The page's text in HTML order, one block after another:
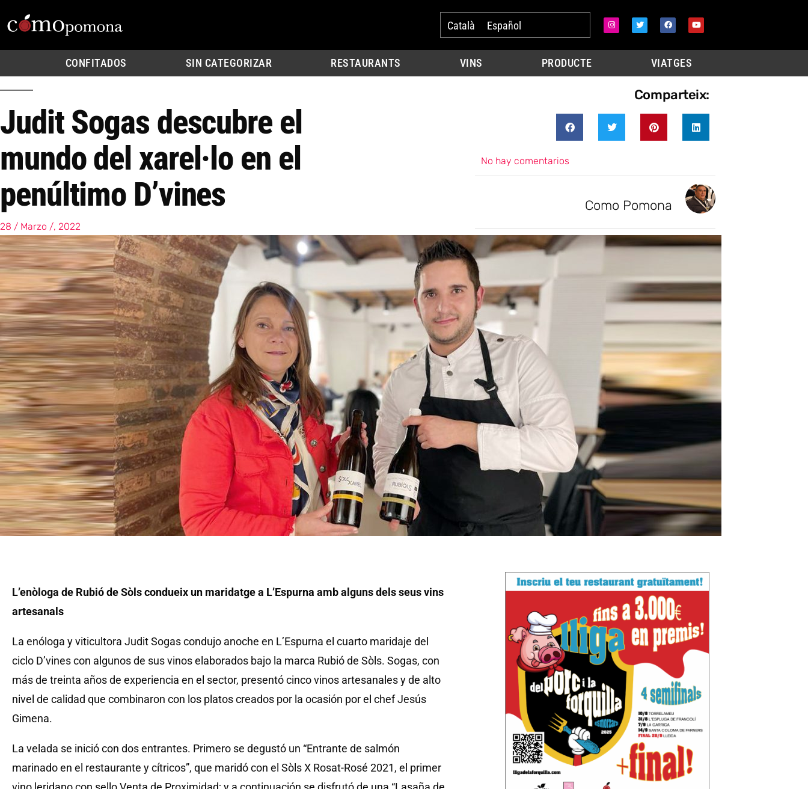
Català Español
CONFITADOS SIN CATEGORIZAR RESTAURANTS VINS PRODUCTE VIATGES
Judit Sogas descubre el
mundo del xarel·lo en el
penúltimo D’vines
28 / Marzo /, 2022
Comparteix:
No hay comentarios
Como Pomona
L’enòloga de Rubió de Sòls condueix un maridatge a L’Espurna amb alguns dels seus vins
artesanals
La enóloga y viticultora Judit Sogas condujo anoche en L’Espurna el cuarto maridaje del
ciclo D’vines con algunos de sus vinos elaborados bajo la marca Rubió de Sòls. Sogas, con
más de treinta años de experiencia en el sector, presentó cinco vinos artesanales y de alto
nivel de calidad que combinaron con los platos creados por la ocasión por el chef Jesús
Gimena.
La velada se inició con dos entrantes. Primero se degustó un “Entrante de salmón
marinado en el restaurante y cítricos”, que maridó con el Sòls X Rosat-Rosé 2021, el primer